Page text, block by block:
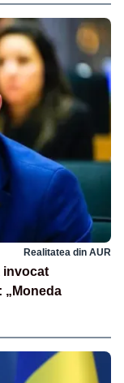
Realitatea din AUR
invocat
„Moneda